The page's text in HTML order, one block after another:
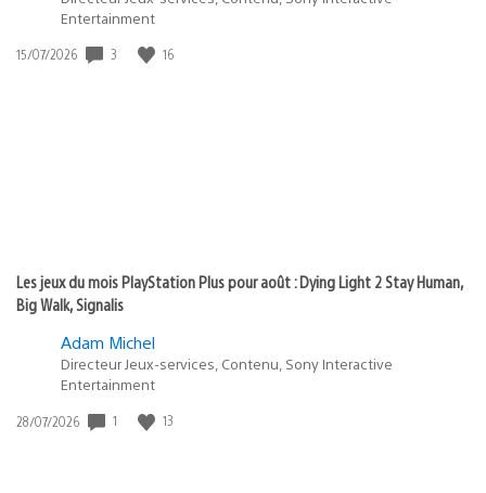
Entertainment
Date
15/07/2026 3 16
Les jeux du mois PlayStation Plus pour août : Dying Light 2 Stay Human,
Big Walk, Signalis
Adam Michel
Directeur Jeux-services, Contenu, Sony Interactive
Entertainment
Date
28/07/2026 1 13